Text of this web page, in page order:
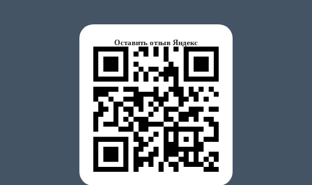
Оставить отзыв Яндекс